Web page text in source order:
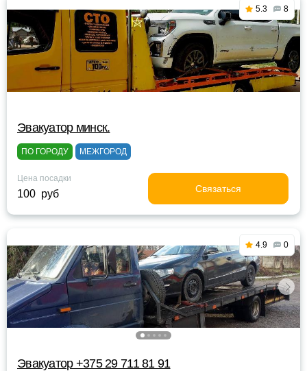
5.3 8
Эвакуатор минск.
ПО ГОРОДУ МЕЖГОРОД
Цена посадки
100 руб Связаться
4.9 0
Эвакуатор +375 29 711 81 91